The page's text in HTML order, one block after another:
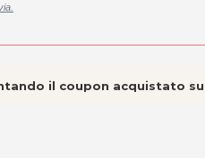
il coupon acquistato su